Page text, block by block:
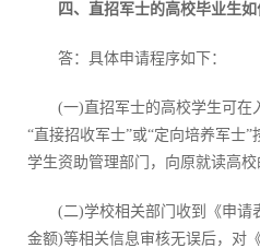
四、直招军士的高校毕业生
答：具体申请程序如下：
(一)直招军士的高校学生可在
“直接招收军士”或“定向培养军士
学生资助管理部门，向原就读高
(二)学校相关部门收到《申请
金额)等相关信息审核无误后，对